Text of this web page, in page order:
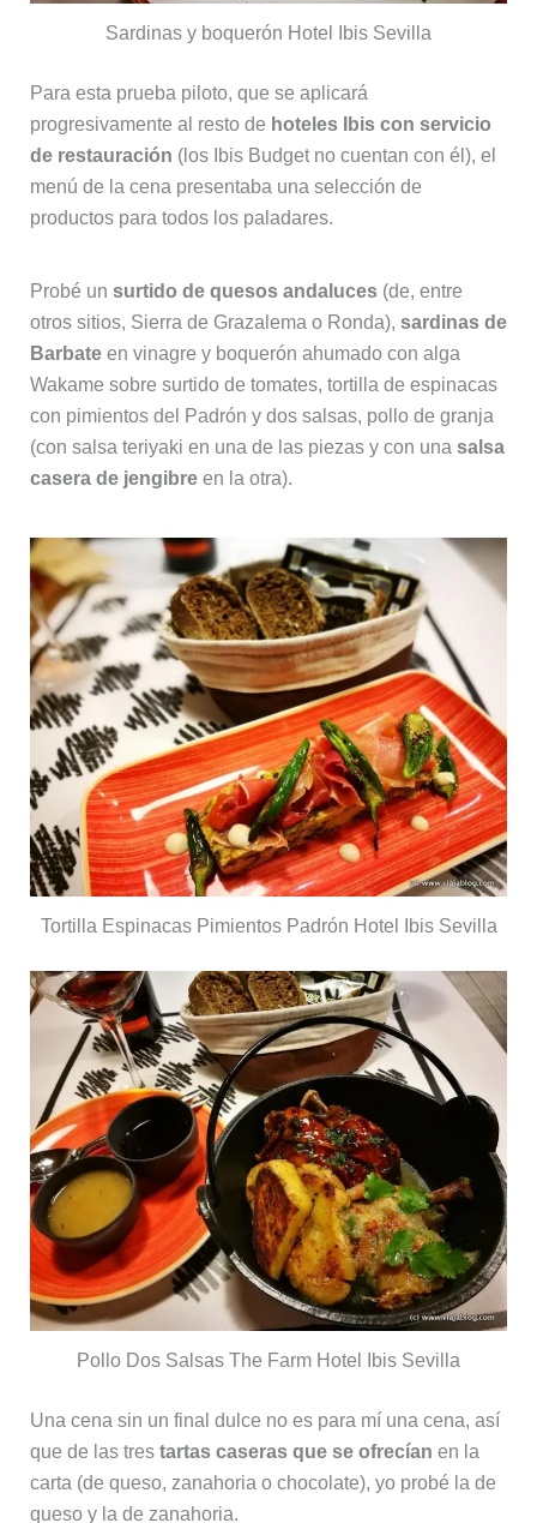
Sardinas y boquerón Hotel Ibis Sevilla
Para esta prueba piloto, que se aplicará
progresivamente al resto de hoteles Ibis con servicio
de restauración (los Ibis Budget no cuentan con él), el
menú de la cena presentaba una selección de
productos para todos los paladares.
Probé un surtido de quesos andaluces(de, entre
otros sitios, Sierra de Grazalema o Ronda), sardinas de
Barbateen vinagre y boquerón ahumado con alga
Wakame sobre surtido de tomates, tortilla de espinacas
con pimientos del Padrón y dos salsas, pollo de granja
(con salsa teriyaki en una de las piezas y con una salsa
casera de jengibreen la otra).
Tortilla Espinacas Pimientos Padrón Hotel Ibis Sevilla
Pollo Dos Salsas The Farm Hotel Ibis Sevilla
Una cena sin un final dulce no es para mí una cena, así
que de las tres tartas caseras que se ofrecían en la
carta (de queso, zanahoria o chocolate), yo probé la de
queso y la de zanahoria.